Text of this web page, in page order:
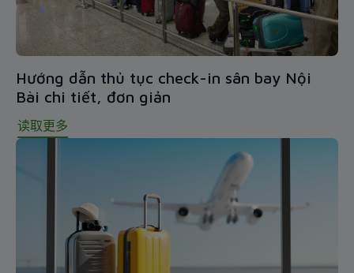
Hướng dẫn thủ tục check-in sân bay Nội
Bài chi tiết, đơn giản
读取更多